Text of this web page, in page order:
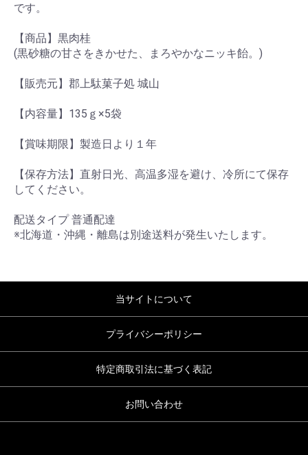
です。
【商品】黒肉桂
(黒砂糖の甘さをきかせた、まろやかなニッキ飴。)
【販売元】郡上駄菓子処 城山
【内容量】135ｇ×5袋
【賞味期限】製造日より１年
【保存方法】直射日光、高温多湿を避け、冷所にて保存
してください。
配送タイプ 普通配達
※北海道・沖縄・離島は別途送料が発生いたします。
当サイトについて
プライバシーポリシー
特定商取引法に基づく表記
お問い合わせ